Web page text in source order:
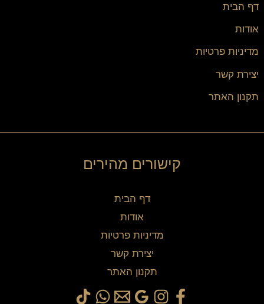
דף הבית
אודות
מדיניות פרטיות
יצירת קשר
תקנון האתר
קישורים מהירים
דף הבית
אודות
מדיניות פרטיות
יצירת קשר
תקנון האתר